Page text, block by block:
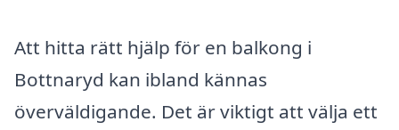
Att hitta rätt hjälp för en balkong i
Bottnaryd kan ibland kännas
överväldigande. Det är viktigt att välja ett